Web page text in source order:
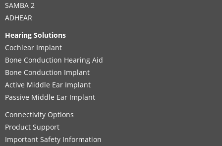
SAMBA 2
ADHEAR
Hearing Solutions
Cochlear Implant
Bone Conduction Hearing Aid
Bone Conduction Implant
Active Middle Ear Implant
Passive Middle Ear Implant
Connectivity Options
Product Support
Important Safety Information